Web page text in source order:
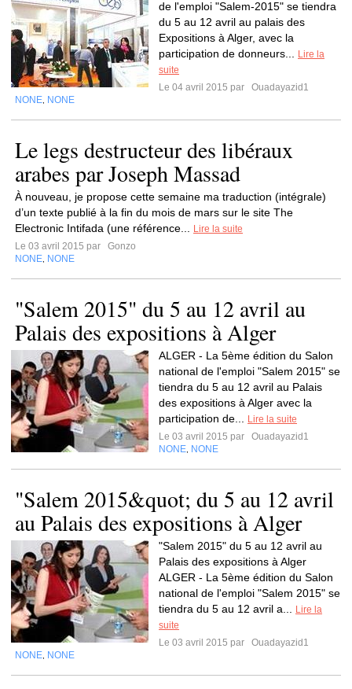
de l'emploi "Salem-2015" se tiendra
du 5 au 12 avril au palais des
Expositions à Alger, avec la
participation de donneurs...
Lire la
suite
Le 04 avril 2015 par
Ouadayazid1
NONE NONE
Le legs destructeur des libéraux
arabes par Joseph Massad
À nouveau, je propose cette semaine ma traduction (intégrale)
d’un texte publié à la fin du mois de mars sur le site The
Electronic Intifada (une référence...
Lire la suite
Le 03 avril 2015 par
Gonzo
NONE NONE
"Salem 2015" du 5 au 12 avril au
Palais des expositions à Alger
ALGER - La 5ème édition du Salon
national de l'emploi "Salem 2015" se
tiendra du 5 au 12 avril au Palais
des expositions à Alger avec la
participation de...
Lire la suite
Le 03 avril 2015 par
Ouadayazid1
NONE NONE
"Salem 2015&quot; du 5 au 12 avril
au Palais des expositions à Alger
"Salem 2015" du 5 au 12 avril au
Palais des expositions à Alger
ALGER - La 5ème édition du Salon
national de l'emploi "Salem 2015" se
tiendra du 5 au 12 avril a...
Lire la
suite
Le 03 avril 2015 par
Ouadayazid1
NONE NONE